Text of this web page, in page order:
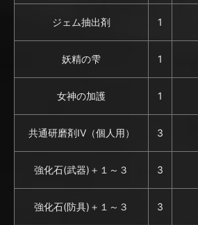
ジェム抽出剤 1
妖精の雫 1
女神の加護 1
共通研磨剤IV（個人用） 3
強化石(武器)＋１～３ 3
強化石(防具)＋１～３ 3